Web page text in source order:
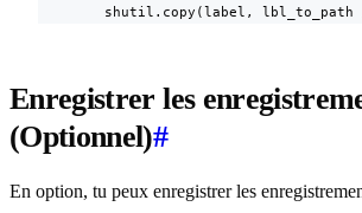
shutil.copy(label, lbl_to_path
Enregistrer les
(Optionnel)#
En option, tu peux enregistrer les